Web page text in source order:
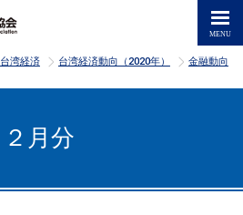
>
台湾経済 >
台湾経済動向（2020年） >
金融動向
２月分